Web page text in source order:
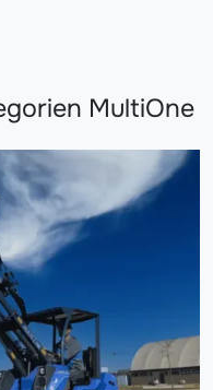
MultiOne